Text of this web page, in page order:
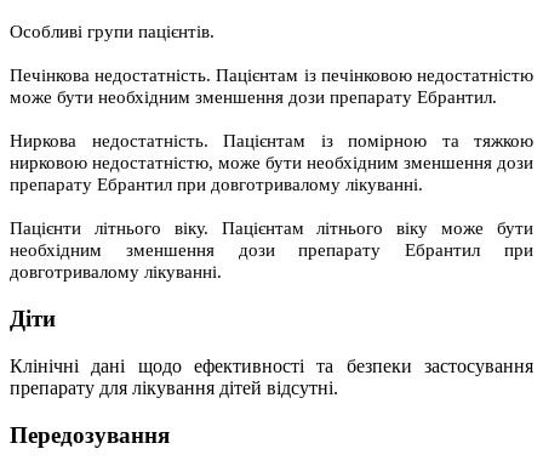
Особливі групи пацієнтів.
Печінкова недостатність. Пацієнтам із печінковою недостатністю
може бути необхідним зменшення дози препарату Ебрантил.
Ниркова недостатність. Пацієнтам із помірною та тяжкою
нирковою недостатністю, може бути необхідним зменшення дози
препарату Ебрантил при довготривалому лікуванні.
Пацієнти літнього віку. Пацієнтам літнього віку може бути
необхідним зменшення дози препарату Ебрантил при
довготривалому лікуванні.
Діти
Клінічні дані щодо ефективності та безпеки застосування
препарату для лікування дітей відсутні.
Передозування